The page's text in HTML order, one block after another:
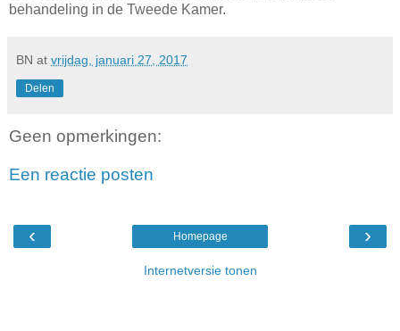
behandeling in de Tweede Kamer.
BN at vrijdag, januari 27, 2017
Delen
Geen opmerkingen:
Een reactie posten
‹ ›
Homepage
Internetversie tonen